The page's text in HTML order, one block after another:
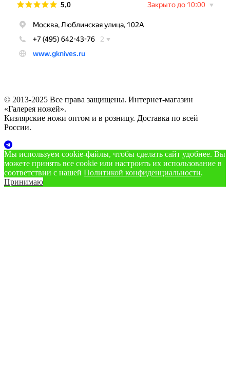
© 2013-2025 Все права защищены. Интернет-магазин
«Галерея ножей».
Кизлярские ножи оптом и в розницу. Доставка по всей
России.
Мы используем cookie‑файлы, чтобы сделать сайт удобнее. Вы
можете принять все cookie или настроить их использование в
соответствии с нашей Политикой конфиденциальности.
Принимаю